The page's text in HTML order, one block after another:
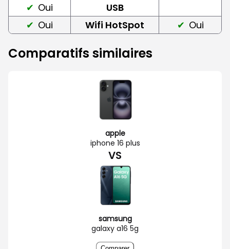
Oui
USB
Oui
Wifi HotSpot Oui
Comparatifs similaires
apple
iphone 16 plus
VS
samsung
galaxy a16 5g